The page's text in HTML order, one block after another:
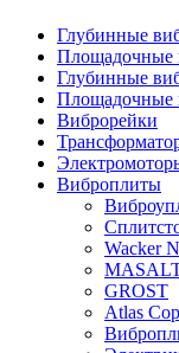
Глубинные
Площадочные
Глубинные
Площадочные
Виброрейки
Виброплиты
Wacker
GROST
Atlas